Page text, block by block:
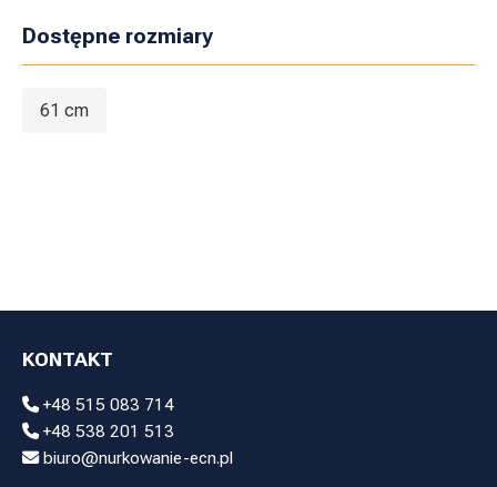
Dostępne rozmiary
61 cm
KONTAKT
+48 515 083 714
+48 538 201 513
biuro@nurkowanie-ecn.pl